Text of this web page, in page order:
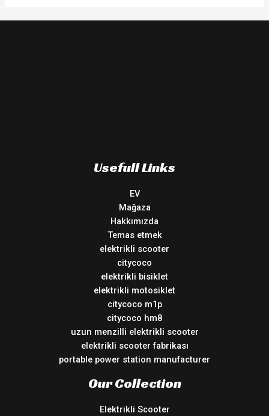
Usefull Links
EV
Mağaza
Hakkımızda
Temas etmek
elektrikli scooter
citycoco
elektrikli bisiklet
elektrikli motosiklet
citycoco m1p
citycoco hm8
uzun menzilli elektrikli scooter
elektrikli scooter fabrikası
portable power station manufacturer
Our Collection
Elektrikli Scooter